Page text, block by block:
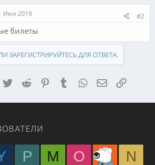
Июл 2018 #2
билеты
ЗАРЕГИСТРИРУЙТЕСЬ ДЛЯ ОТВЕТА.
TwitterReddit PinterestTumblr WhatsApp Ссылка
P M O
N